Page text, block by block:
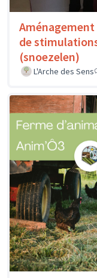
de
(snoezelen)
L'Arche des Sens